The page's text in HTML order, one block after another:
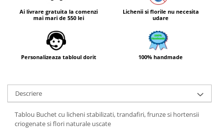
Ai livrare gratuita la comenzi
mai mari de 550 lei
Lichenii si florile nu necesita
udare
Personalizeaza tabloul dorit 100% handmade
Descriere
Tablou Buchet cu licheni stabilizati, trandafiri, frunze si hortensii
criogenate si flori naturale uscate